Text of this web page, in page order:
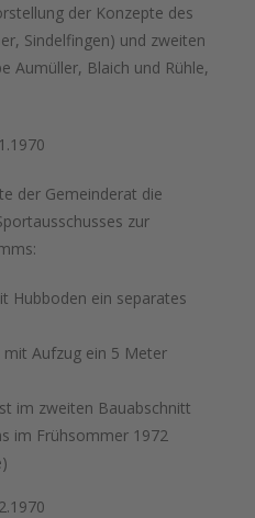
der Konzepte des
Sindelfingen) und zweiten
Aumüller, Blaich und Rühle,
der Gemeinderat die
zur
Hubboden ein separates
Aufzug ein 5 Meter
im zweiten Bauabschnitt
im Frühsommer 1972